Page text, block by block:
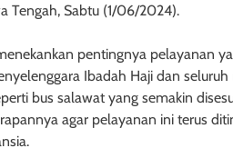
Tengah, Sabtu (1/06/2024).
pentingnya pelayanan
Ibadah Haji dan
bus salawat yang semakin
agar pelayanan ini terus